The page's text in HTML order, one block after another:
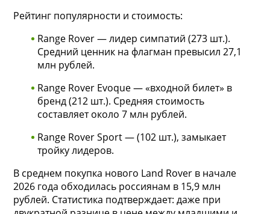
Рейтинг популярности и стоимость:
Range Rover — лидер симпатий (273 шт.).
Средний ценник на флагман превысил 27,1
млн рублей.
Range Rover Evoque — «входной билет» в
бренд (212 шт.). Средняя стоимость
составляет около 7 млн рублей.
Range Rover Sport — (102 шт.), замыкает
тройку лидеров.
В среднем покупка нового Land Rover в начале
2026 года обходилась россиянам в 15,9 млн
рублей. Статистика подтверждает: даже при